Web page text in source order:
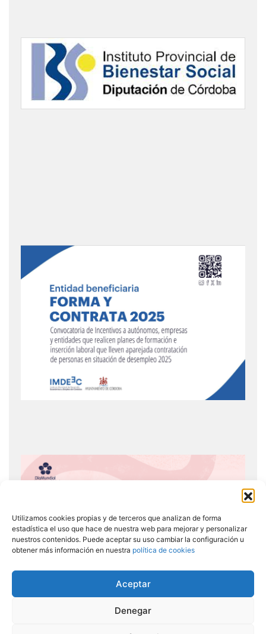
Utilizamos cookies propias y de terceros que analizan de forma
estadística el uso que hace de nuestra web para mejorar y personalizar
nuestros contenidos. Puede aceptar su uso cambiar la configuración u
obtener más información en nuestra política de cookies
Aceptar
Denegar